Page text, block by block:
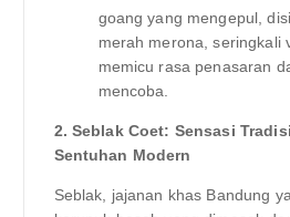
goang yang mengepul,
merah merona, seringkali
memicu rasa penasaran
mencoba.
2. Seblak Coet: Sensasi
Sentuhan Modern
Seblak, jajanan khas Bandung